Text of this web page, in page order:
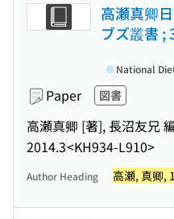
高瀬真卿
ブズ叢書 ;
Paper 図書
高瀬真卿 [著], 長沼友兄
2014.3<KH934-L910>
National
Author Heading 高瀬, 真卿,